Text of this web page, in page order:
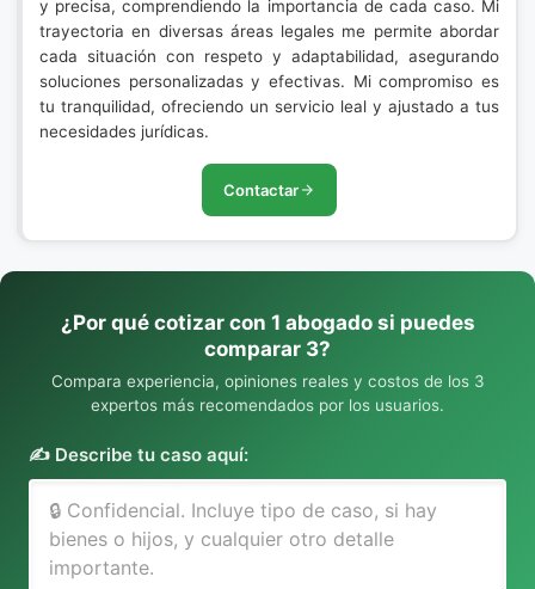
y precisa, comprendiendo la importancia de cada caso. Mi
trayectoria en diversas áreas legales me permite abordar
cada situación con respeto y adaptabilidad, asegurando
soluciones personalizadas y efectivas. Mi compromiso es
tu tranquilidad, ofreciendo un servicio leal y ajustado a tus
necesidades jurídicas.
Contactar
¿Por qué cotizar con 1 abogado si puedes
comparar 3?
Compara experiencia, opiniones reales y costos de los 3
expertos más recomendados por los usuarios.
✍️ Describe tu caso aquí: